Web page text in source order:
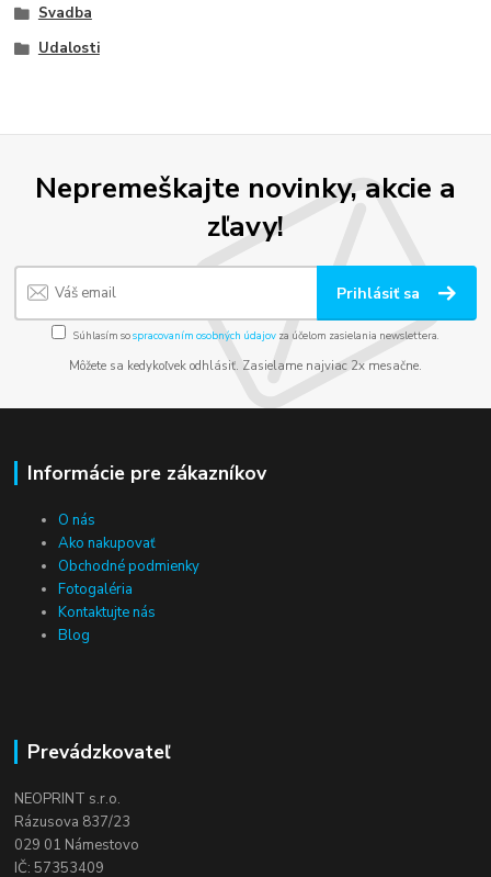
Svadba
Udalosti
Nepremeškajte novinky, akcie a
zľavy!
Prihlásiť sa
Súhlasím sospracovaním osobných údajov za účelom zasielania newslettera.
Môžete sa kedykoľvek odhlásiť. Zasielame najviac 2x mesačne.
Informácie pre zákazníkov
O nás
Ako nakupovať
Obchodné podmienky
Fotogaléria
Kontaktujte nás
Blog
Prevádzkovateľ
NEOPRINT s.r.o.
Rázusova 837/23
029 01 Námestovo
IČ: 57353409